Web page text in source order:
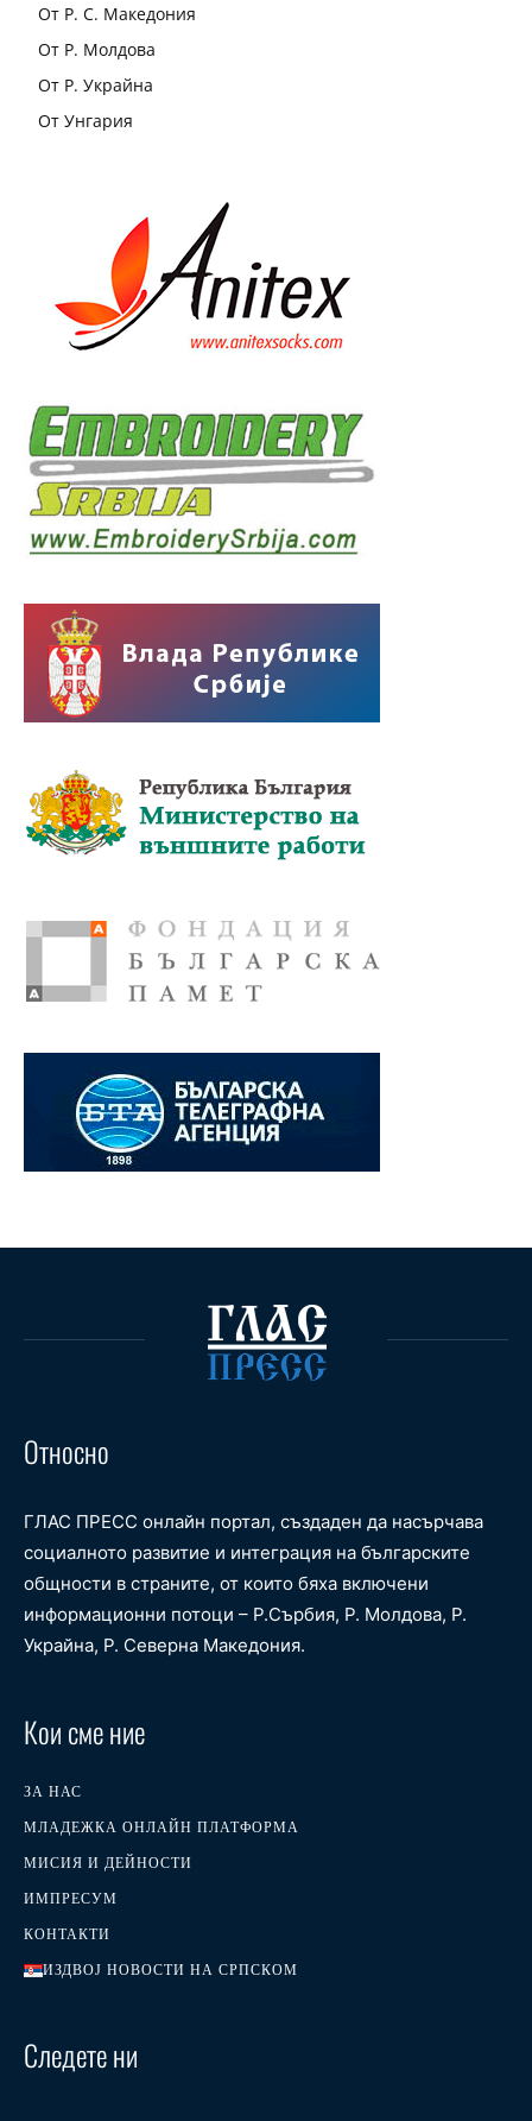
От Р. С. Македония
От Р. Молдова
От Р. Украйна
От Унгария
Относно
ГЛАС ПРЕСС онлайн портал, създаден да насърчава
социалното развитие и интеграция на българските
общности в страните, от които бяха включени
информационни потоци – Р.Сърбия, Р. Молдова, Р.
Украйна, Р. Северна Македония.
Кои сме ние
ЗА НАС
МЛАДЕЖКА ОНЛАЙН ПЛАТФОРМА
МИСИЯ И ДЕЙНОСТИ
ИМПРЕСУМ
КОНТАКТИ
ИЗДВОЈ НОВОСТИ НА СРПСКОМ
Следете ни